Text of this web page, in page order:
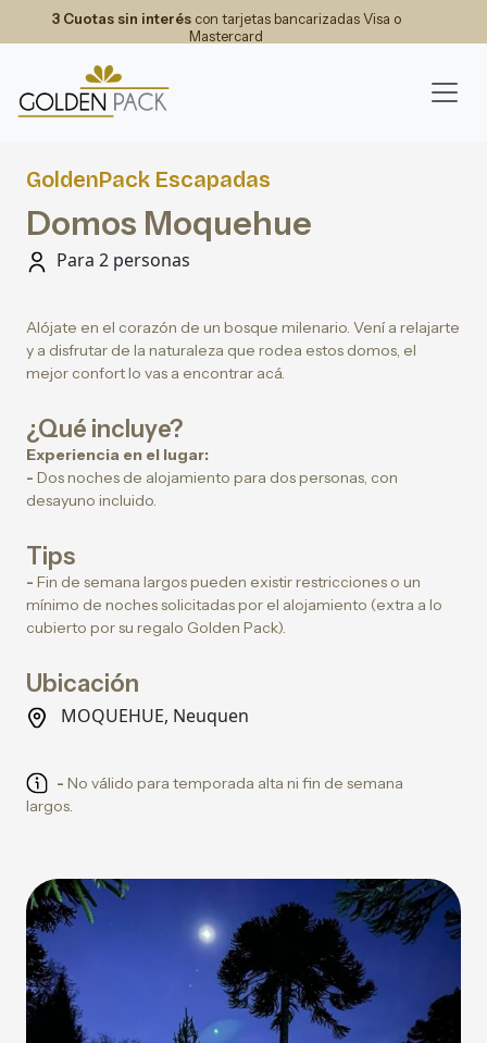
3 Cuotas sin interéscon tarjetas bancarizadas Visa o
Mastercard
GoldenPack Escapadas
Domos Moquehue
Para 2 personas
Alójate en el corazón de un bosque milenario. Vení a relajarte
y a disfrutar de la naturaleza que rodea estos domos, el
mejor confort lo vas a encontrar acá.
¿Qué incluye?
Experiencia en el lugar:
- Dos noches de alojamiento para dos personas, con
desayuno incluido.
Tips
- Fin de semana largos pueden existir restricciones o un
mínimo de noches solicitadas por el alojamiento (extra a lo
cubierto por su regalo Golden Pack).
Ubicación
MOQUEHUE, Neuquen
- No válido para temporada alta ni fin de semana
largos.